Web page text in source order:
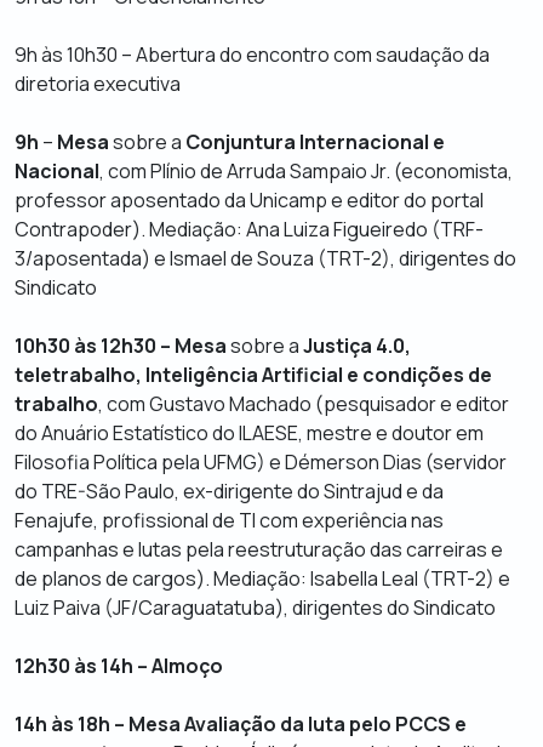
9h às 10h30 – Abertura do encontro com saudação da
diretoria executiva
9h – Mesasobre a Conjuntura Internacional e
Nacional, com Plínio de Arruda Sampaio Jr. (economista,
professor aposentado da Unicamp e editor do portal
Contrapoder). Mediação: Ana Luiza Figueiredo (TRF-
3/aposentada) e Ismael de Souza (TRT-2), dirigentes do
Sindicato
10h30 às 12h30 – Mesasobre aJustiça 4.0,
teletrabalho, Inteligência Artificial e condições de
trabalho, com Gustavo Machado (pesquisador e editor
do Anuário Estatístico do ILAESE, mestre e doutor em
Filosofia Política pela UFMG) e Démerson Dias (servidor
do TRE-São Paulo, ex-dirigente do Sintrajud e da
Fenajufe, profissional de TI com experiência nas
campanhas e lutas pela reestruturação das carreiras e
de planos de cargos). Mediação: Isabella Leal (TRT-2) e
Luiz Paiva (JF/Caraguatatuba), dirigentes do Sindicato
12h30 às 14h – Almoço
14h às 18h – Mesa Avaliação da luta pelo PCCS e